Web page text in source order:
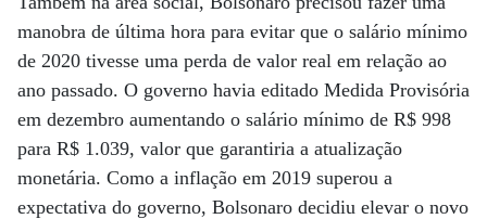
manobra de última hora para evitar que o salário mínimo
de 2020 tivesse uma perda de valor real em relação ao
ano passado. O governo havia editado Medida Provisória
em dezembro aumentando o salário mínimo de R$ 998
para R$ 1.039, valor que garantiria a atualização
monetária. Como a inflação em 2019 superou a
expectativa do governo, Bolsonaro decidiu elevar o novo